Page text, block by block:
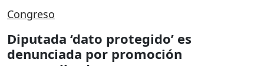
Congreso
Diputada ‘dato protegido’ es
denunciada por promoción